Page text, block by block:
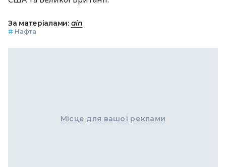
За матеріалами: ain
# Нафта
Місце для вашої реклами